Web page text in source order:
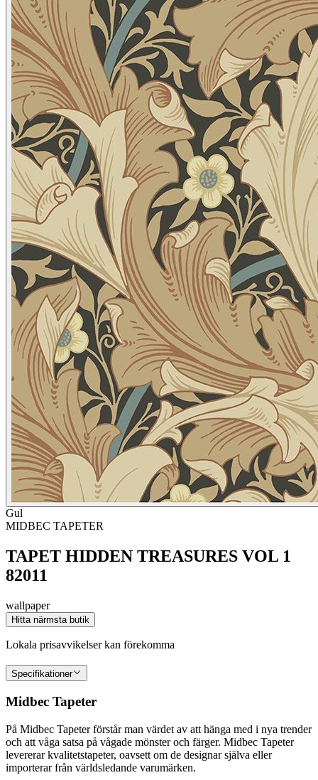
Gul
MIDBEC TAPETER
TAPET HIDDEN TREASURES VOL 1
82011
wallpaper
Hitta närmsta butik
Lokala prisavvikelser kan förekomma
Specifikationer
Midbec Tapeter
På Midbec Tapeter förstår man värdet av att hänga med i nya trender
och att våga satsa på vågade mönster och färger. Midbec Tapeter
levererar kvalitetstapeter, oavsett om de designar själva eller
importerar från världsledande varumärken.